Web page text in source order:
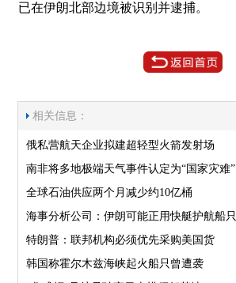
已在伊朗北部边境被识别并逮捕。
相关信息：
俄私营航天企业拟建超轻型火箭发射场
南非将多地极端天气事件认定为“国家灾难”
全球石油供应两个月减少约10亿桶
海事分析公司：伊朗可能正用快艇护航船只
特朗普：联邦机构必须优先采购美国货
韩国称霍尔木兹海峡起火船只曾遭袭